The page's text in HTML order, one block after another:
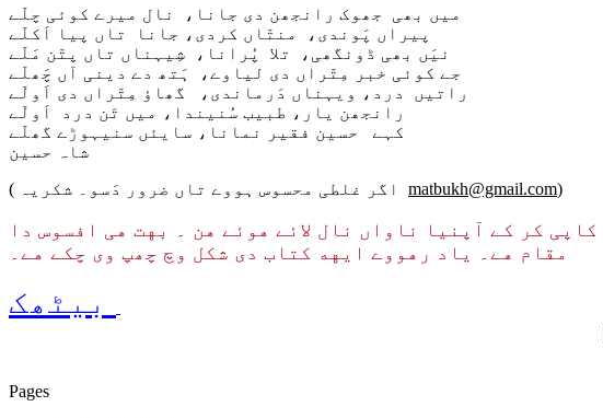
میں بھی جھوک رانجھن دی جانا، نال میرے کوئی چلّے
پیراں پَوندی، منتّاں کردی، جانا تاں پیا اَکلّے
نیَں بھی ڈونگھی، تلا پُرانا، شِیہناں تاں پتّن مَلّے
جے کوئی خبر مِتّراں دی لیاوے، ہَتھ دے دینی آں چَھلّے
راتیں درد، ویہناں دَرماندی، گھاؤ مِتّراں دی اَولّے
رانجھن یار، طبیب سُنیندا، میں تَن درد اَولّے
کہے حسین فقیر نمانا، سایئں سنیہوڑے گھلّے
شاہ حسین
matbukh@gmail.com)
کر کے آپنیا ناواں نال لائے هوئے هن ۔ بهت هی افسوس دا
مقام هے۔ یاد رهووے ایهه کتاب دی شکل وچ چھپ وی چکے هے۔
Pages